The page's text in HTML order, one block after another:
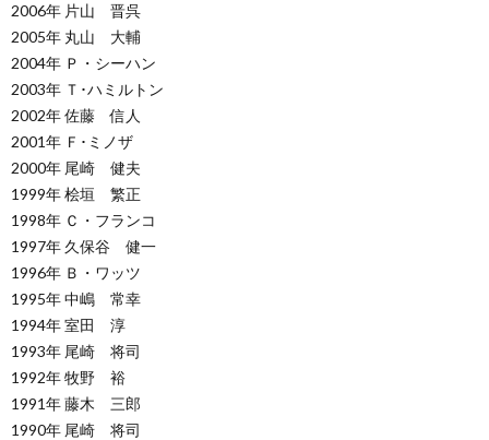
2006年 片山 晋呉
2005年 丸山 大輔
2004年 Ｐ・シーハン
2003年 Ｔ･ハミルトン
2002年 佐藤 信人
2001年 Ｆ･ミノザ
2000年 尾崎 健夫
1999年 桧垣 繁正
1998年 Ｃ・フランコ
1997年 久保谷 健一
1996年 Ｂ・ワッツ
1995年 中嶋 常幸
1994年 室田 淳
1993年 尾崎 将司
1992年 牧野 裕
1991年 藤木 三郎
1990年 尾崎 将司